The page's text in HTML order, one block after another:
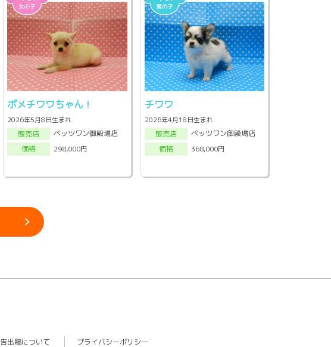
ポメチワワちゃん！
2026年5月8日生まれ
販売店
ペッツワン御殿場店
価格
298,000円
チワワ
2026年4月18日生まれ
販売店
ペッツワン御殿場店
価格
368,000円
出稿について プライバシーポリシー